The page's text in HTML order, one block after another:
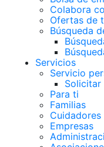
Colabora
Ofertas de
Búsqueda
Servicios
Servicio
Solicitar
Para ti
Familias
Cuidadores
Empresas